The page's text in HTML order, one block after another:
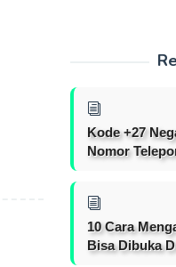
Kode +27
Nomor
10 Cara
Bisa Dibuka